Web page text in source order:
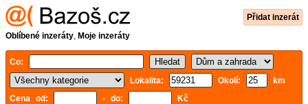
Přidat inzerát
Oblíbené inzeráty, Moje inzeráty
Co:
Lokalita:
Okolí:
km
Cena od:
- do: Kč